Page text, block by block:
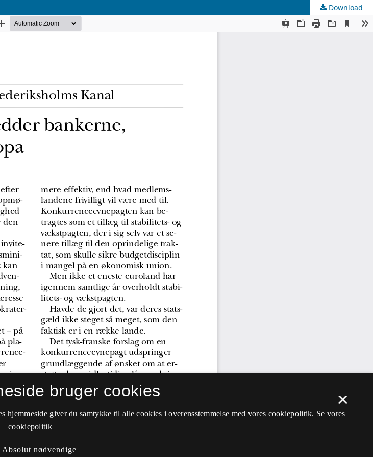
Download
×
bruger cookies
giver du samtykke til alle cookies i overensstemmelse med vores cookiepolitik. Se vores
cookiepolitik
Absolut nødvendige